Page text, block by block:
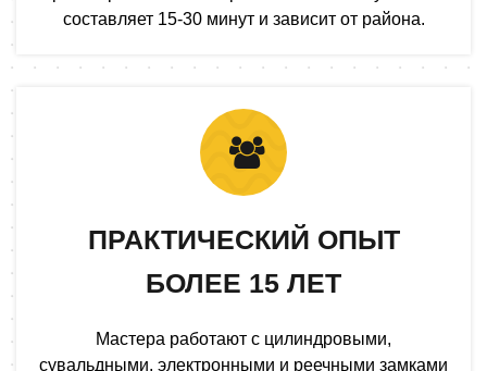
составляет 15-30 минут и зависит от района.
ПРАКТИЧЕСКИЙ ОПЫТ
БОЛЕЕ 15 ЛЕТ
Мастера работают с цилиндровыми,
сувальдными, электронными и реечными замками